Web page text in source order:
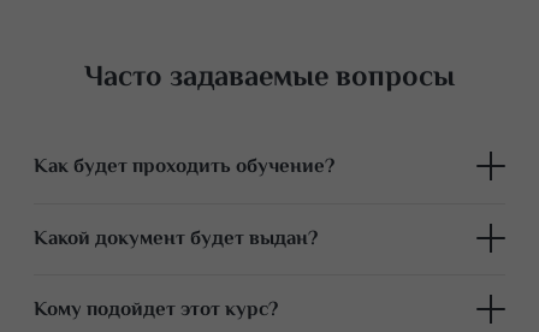
Часто задаваемые вопросы
Как будет проходить обучение?
максимального внимания преподавателя. Акцент на
салоне красоты. Отработка происходит на моделях. На
Какой документ будет выдан?
образовательную Лицензию. По окончании Вы
Кому подойдет этот курс?